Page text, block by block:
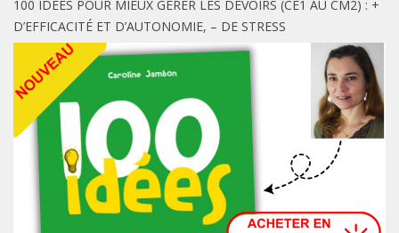
100 IDÉES POUR MIEUX GÉRER LES DEVOIRS (CE1 AU CM2) : +
D’EFFICACITÉ ET D’AUTONOMIE, – DE STRESS